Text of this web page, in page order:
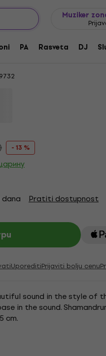
Muziker
PA Rasveta DJ
Бубањ 35 cm
- 13 %
Pratiti dostupnost
UporeditiPrijaviti bolju cenu
sound in the style of
in the sound.
cm.